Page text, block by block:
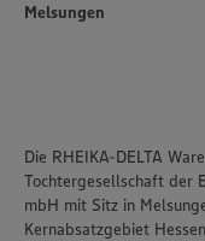
Melsungen
Die RHEIKA-DELTA
Tochtergesellschaft der
mbH mit Sitz in
Kernabsatzgebiet